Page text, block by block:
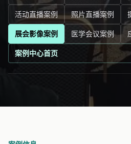
活动直播案例
照片直播案例
展会影像案例
医学会议案例
案例中心首页